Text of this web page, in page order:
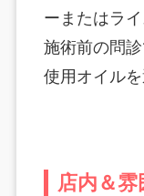
ーまたはラ
施術前の問
使用オイルを
店内＆雰